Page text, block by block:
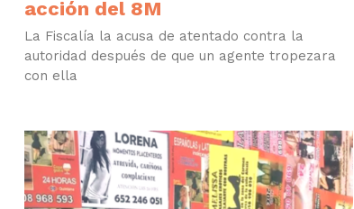
acción del 8M
La Fiscalía la acusa de atentado contra la
autoridad después de que un agente tropezara
con ella